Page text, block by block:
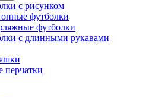
с рисунком
футболки
футболки
с длинными рукавами
перчатки